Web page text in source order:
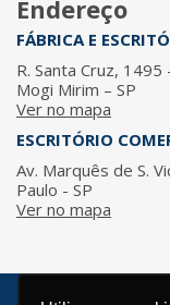
Endereço
FÁBRICA E
R. Santa Cruz, 1495
Mogi Mirim – SP
Ver no mapa
ESCRITÓRIO
Av. Marquês de S.
Paulo - SP
Ver no mapa